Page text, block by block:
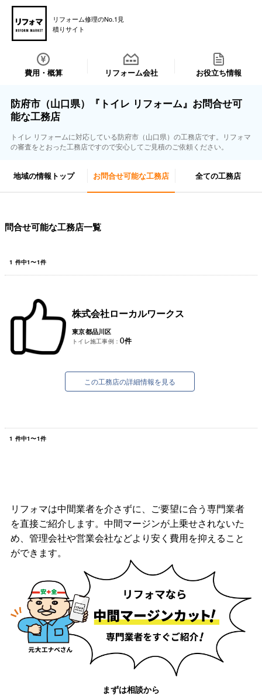
リフォーム修理のNo.1見
積りサイト
費用・概算 リフォーム会社 お役立ち情報
防府市（山口県）『トイレ リフォーム』お問合せ可
能な工務店
トイレ リフォームに対応している防府市（山口県）の工務店です。リフォマ
の審査をとおった工務店ですので安心してご見積のご依頼ください。
地域の情報トップ お問合せ可能な工務店 全ての工務店
問合せ可能な工務店一覧
1 件中1〜1件
株式会社ローカルワークス
東京都品川区
トイレ施工事例： 0件
この工務店の詳細情報を見る
1 件中1〜1件
リフォマは中間業者を介さずに、ご要望に合う専門業者
を直接ご紹介します。中間マージンが上乗せされないた
め、管理会社や営業会社などより安く費用を抑えること
ができます。
まずは相談から